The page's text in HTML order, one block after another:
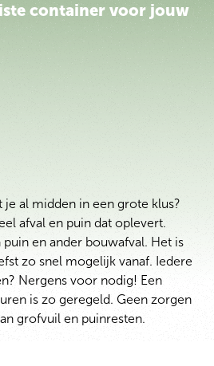
container voor jouw
al midden in een grote klus?
afval en puin dat oplevert.
en ander bouwafval. Het is
zo snel mogelijk vanaf. Iedere
Nergens voor nodig! Een
is zo geregeld. Geen zorgen
grofvuil en puinresten.